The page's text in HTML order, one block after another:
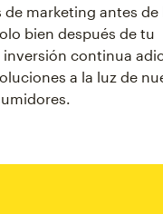
marketing antes de
bien después de tu
continua
a la luz de